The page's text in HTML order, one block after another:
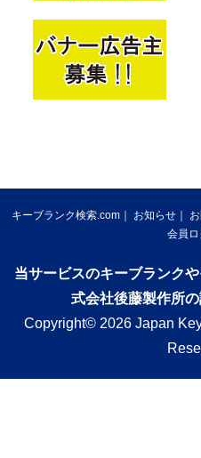
キーブランク検索.com お知らせ
会員
当サービスのキーブランク
式会社後藤製作所の
Copyright© 2026 Japan